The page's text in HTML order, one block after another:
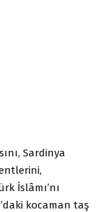
Sardinya
İslâmı’nı
kocaman taş